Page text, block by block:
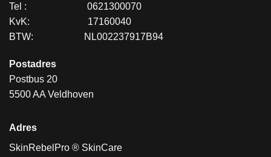
Tel :
0621300070
KvK:
17160040
BTW:
NL002237917B94
Postadres
Postbus 20
5500 AA Veldhoven
Adres
SkinRebelPro ® SkinCare